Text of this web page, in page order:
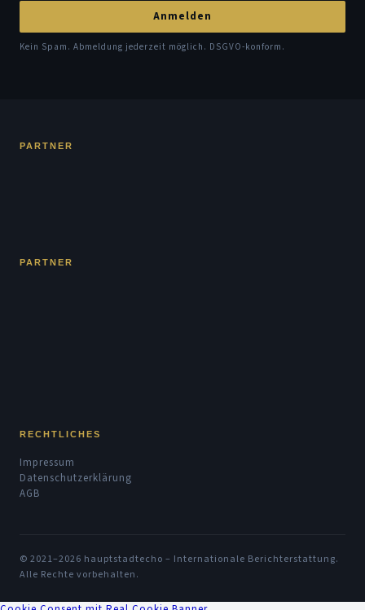
Anmelden
Kein Spam. Abmeldung jederzeit möglich. DSGVO-konform.
PARTNER
PARTNER
RECHTLICHES
Impressum
Datenschutzerklärung
AGB
© 2021–2026 hauptstadtecho – Internationale Berichterstattung.
Alle Rechte vorbehalten.